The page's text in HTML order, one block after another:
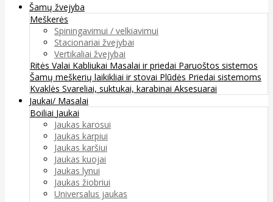
Šamų žvejyba
Meškerės
Spiningavimui / velkiavimui
Stacionariai žvejybai
Vertikaliai žvejybai
Ritės Valai Kabliukai Masalai ir priedai Paruoštos sistemos
Šamų meškerių laikikliai ir stovai Plūdės Priedai sistemoms
Kvaklės Svareliai, suktukai, karabinai Aksesuarai
Jaukai/ Masalai
Boiliai Jaukai
Jaukas karosui
Jaukas karpiui
Jaukas karšiui
Jaukas kuojai
Jaukas lynui
Jaukas žiobriui
Universalus jaukas